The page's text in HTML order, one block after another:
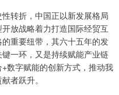
转折，中国正以新发展格局
放战略着力打造国际经贸互
重要纽带，其六十五年的发
一环，又是持续赋能产业链
数字赋能的创新方式，推动我
者跃升。